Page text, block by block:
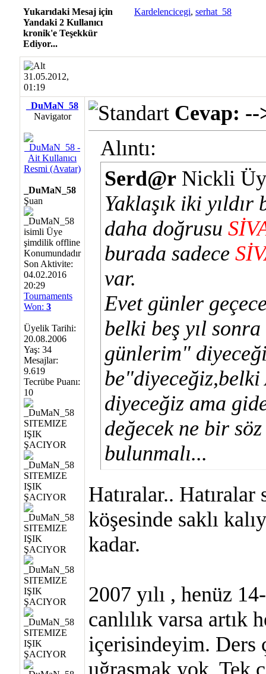
Yukarıdaki Mesaj için
Yandaki 2 Kullanıcı
kronik'e Teşekkür
Ediyor...
Kardelencicegi, serhat_58
31.05.2012,
01:19
_DuMaN_58
Navigator
_DuMaN_58
Şuan
Son Aktivite:
04.02.2016
20:29
Tournaments
Won: 3
Üyelik Tarihi:
20.08.2006
Yaş: 34
Mesajlar:
9.619
Tecrübe Puanı:
10
Cevap:
Alıntı:
Serd@r Nickli
Yaklaşık iki
daha doğrusu
burada sadece
var.
Evet günler
belki beş yıl
günlerim"
diyeceğiz ama
değecek ne bir
bulunmalı...
Hatıralar..
köşesinde saklı
kadar.
2007 yılı , henüz
canlılık varsa artık
içerisindeyim. Ders
uğraşmak yok. Tek